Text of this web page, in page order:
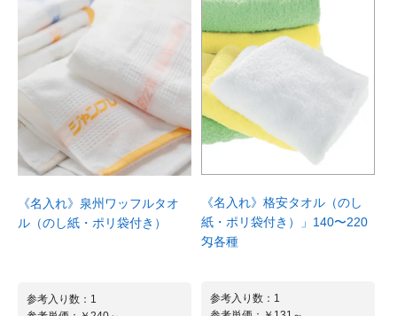
参考単価：￥8,657～
￥8,657～
参考入り数：1
参考単価：￥3,080～
税込価格：
商品詳細へ
注文番号：609386300
干支柄(子)パッケージのトイレットペー
パー!コレで新年も運気アップ!干支柄ト
イレットペーパーを2ロールセットでご
参考入り数：60
参考単価：￥132～
注文番号：609419200
令和2年 2020年は令和初のお正月。新
しい時代にふさわしいアイテムをご用意
しました。1月〜2月のカレンダー付き!
参考入り数：60
参考単価：￥100.47～
【名入れ】こんぶ茶(年賀用)100パック
(2g×8袋タイプ)│[玉露園]
年賀のご挨拶にぴったり! 100年を超え
て新たな歴史を踏み出した玉露園の昆布
茶。縁起物の昆布(よろこんぶ)を加えた
味しいギフト。平成最後の年に100周年
を迎え、新しい元号と共に新しい100年
【名入れ】マイルドブレンド(年賀
用)100パック│[ブルックス]
注文番号：926424400
人気のマイルドブレンドを3袋1パック
にした年賀の熨斗紙付きセットです。甘
い香り、コクと苦みが絶妙なハーモニー
す。尖ったクセがないので普段珈琲を飲
み慣れていない方にもお出ししやすい味
わいです。豆の量はたっぷり･･･
《名入れ》泉州ワッフルタオ
ル（のし紙・ポリ袋付き）
参考入り数：1
《名入れ》格安タオル（のし
紙・ポリ袋付き）」140〜220
匁各種
参考入り数：1